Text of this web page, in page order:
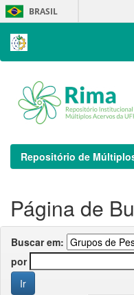
Skip
navigation
BRASIL
Repositório de
Página de
Buscar em:
por